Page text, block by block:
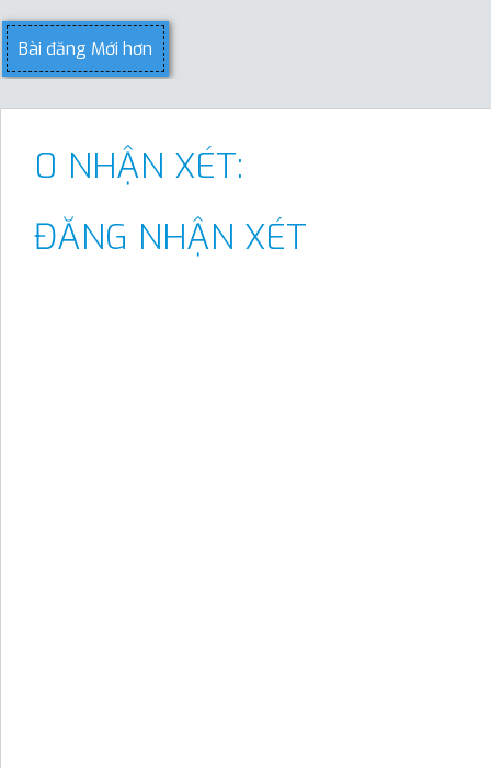
Bài đăng Mới hơn
0 NHẬN XÉT:
ĐĂNG NHẬN XÉT